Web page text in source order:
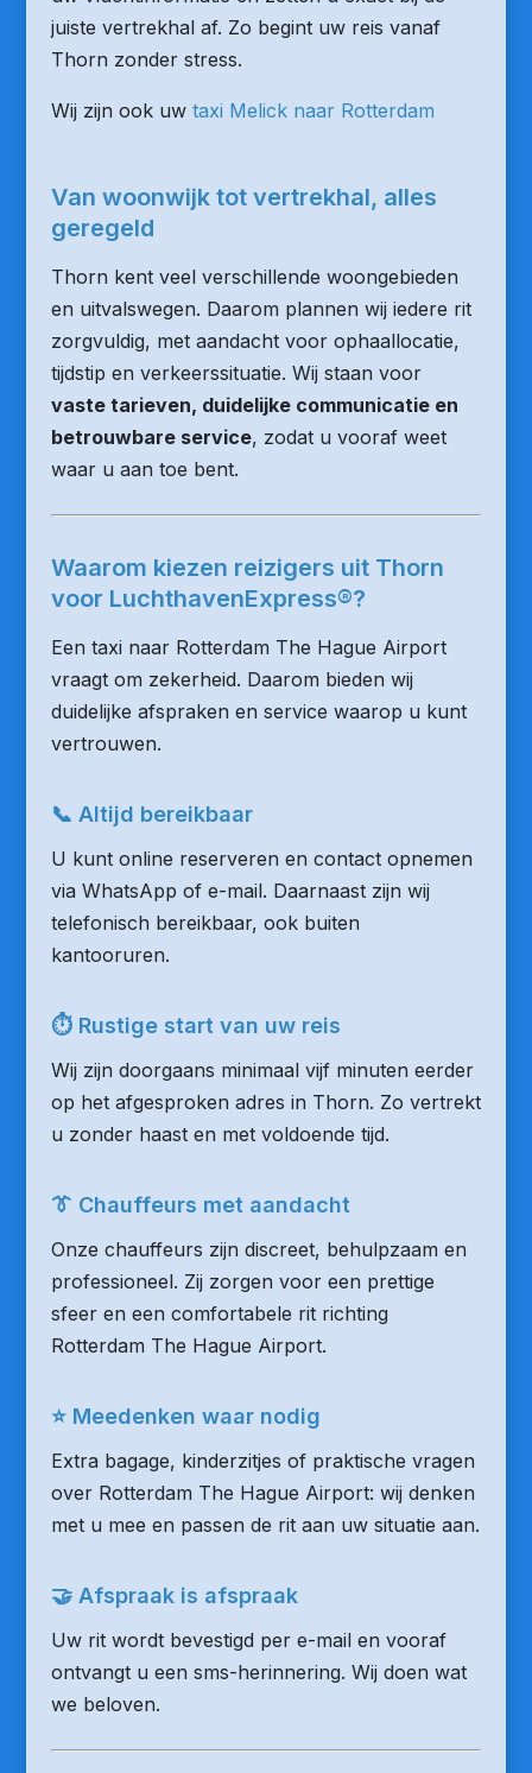
juiste vertrekhal af. Zo begint uw reis vanaf
Thorn zonder stress.
Wij zijn ook uw taxi Melick naar Rotterdam
Van woonwijk tot vertrekhal, alles
geregeld
Thorn kent veel verschillende woongebieden
en uitvalswegen. Daarom plannen wij iedere rit
zorgvuldig, met aandacht voor ophaallocatie,
tijdstip en verkeerssituatie. Wij staan voor
vaste tarieven, duidelijke communicatie en
betrouwbare service, zodat u vooraf weet
waar u aan toe bent.
Waarom kiezen reizigers uit Thorn
voor LuchthavenExpress®?
Een taxi naar Rotterdam The Hague Airport
vraagt om zekerheid. Daarom bieden wij
duidelijke afspraken en service waarop u kunt
vertrouwen.
📞 Altijd bereikbaar
U kunt online reserveren en contact opnemen
via WhatsApp of e-mail. Daarnaast zijn wij
telefonisch bereikbaar, ook buiten
kantooruren.
⏱ Rustige start van uw reis
Wij zijn doorgaans minimaal vijf minuten eerder
op het afgesproken adres in Thorn. Zo vertrekt
u zonder haast en met voldoende tijd.
👔 Chauffeurs met aandacht
Onze chauffeurs zijn discreet, behulpzaam en
professioneel. Zij zorgen voor een prettige
sfeer en een comfortabele rit richting
Rotterdam The Hague Airport.
⭐ Meedenken waar nodig
Extra bagage, kinderzitjes of praktische vragen
over Rotterdam The Hague Airport: wij denken
met u mee en passen de rit aan uw situatie aan.
🤝 Afspraak is afspraak
Uw rit wordt bevestigd per e-mail en vooraf
ontvangt u een sms-herinnering. Wij doen wat
we beloven.